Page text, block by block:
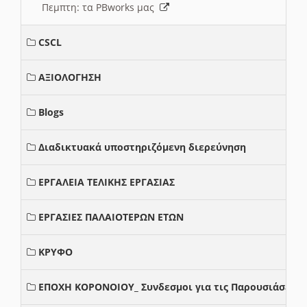
Πεμπτη: τα PBworks μας
CSCL
ΑΞΙΟΛΟΓΗΣΗ
Blogs
Διαδικτυακά υποστηριζόμενη διερεύνηση
ΕΡΓΑΛΕΙΑ ΤΕΛΙΚΗΣ ΕΡΓΑΣΙΑΣ
ΕΡΓΑΣΙΕΣ ΠΑΛΑΙΟΤΕΡΩΝ ΕΤΩΝ
ΚΡΥΦΟ
ΕΠΟΧΗ ΚΟΡΟΝΟΙΟΥ_ Συνδεσμοι για τις Παρουσιάσεις